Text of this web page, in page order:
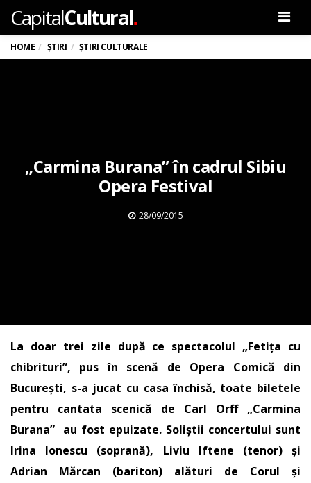
CapitalCultural.
HOME ȘTIRI ȘTIRI CULTURALE
„Carmina Burana” în cadrul Sibiu
Opera Festival
28/09/2015
La doar trei zile după ce spectacolul „Fetiţa cu
chibrituri”, pus în scenă de Opera Comică din
Bucureşti, s-a jucat cu casa închisă, toate biletele
pentru cantata scenică de Carl Orff „Carmina
Burana” au fost epuizate. Soliștii concertului sunt
Irina Ionescu (soprană), Liviu Iftene (tenor) și
Adrian Mărcan (bariton) alături de Corul și